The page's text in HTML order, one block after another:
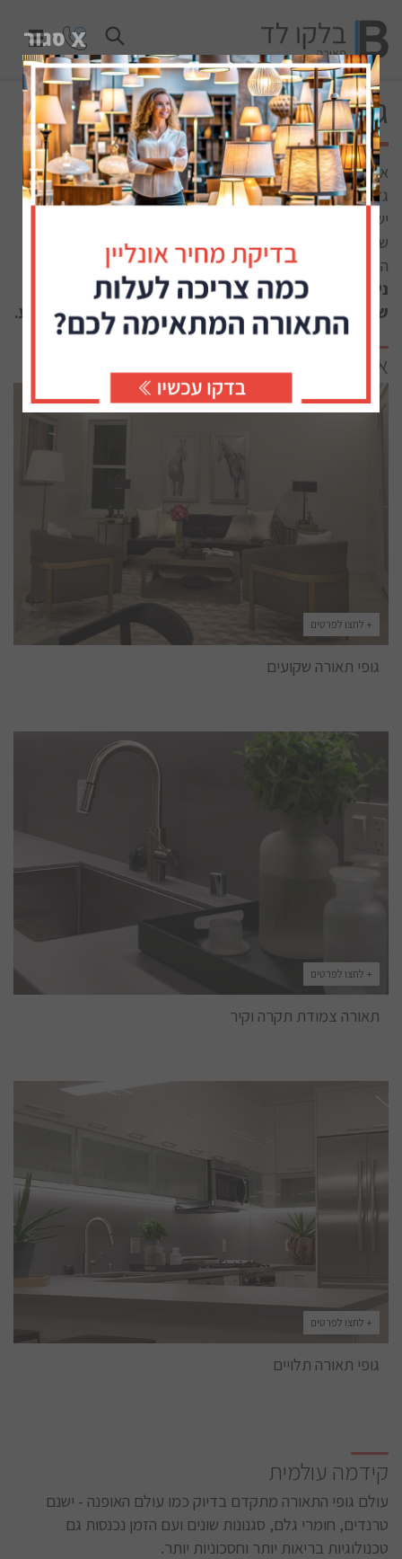
גופי תאורה מעוצבים לבית
את גופי התאורה אנו פוגשים בכל מקום. מחדרים קטנים ועד
גדולים, בפנים הבית ומחוצה לו, בחללים ציבוריים - בכל מקום
יש תאורה. אם פעם היה נהוג להניח פלורסנט מעל המשקוף כדי
ש"יהיה אור", כיום אנו יודעים שלגוון, לעוצמה ולניראות של גופי
התאורה יש השפעה ישירה על האווירה בחלל.
ניתן להתרשם מגופי התאורה מותקנים באולם התצוגה
שלנו, ברחוב היובל 4 חולון. נשמח לראותכם, חניה בשפע.
אילו גופי תאורה אתם מחפשים?
+ לחצו לפרטים
גופי תאורה שקועים
+ לחצו לפרטים
תאורה צמודת תקרה וקיר
+ לחצו לפרטים
גופי תאורה תלויים
קידמה עולמית
עולם גופי התאורה מתקדם בדיוק כמו עולם האופנה - ישנם
טרנדים, חומרי גלם, סגנונות שונים ועם הזמן נכנסות גם
טכנולוגיות בריאות יותר וחסכוניות יותר.